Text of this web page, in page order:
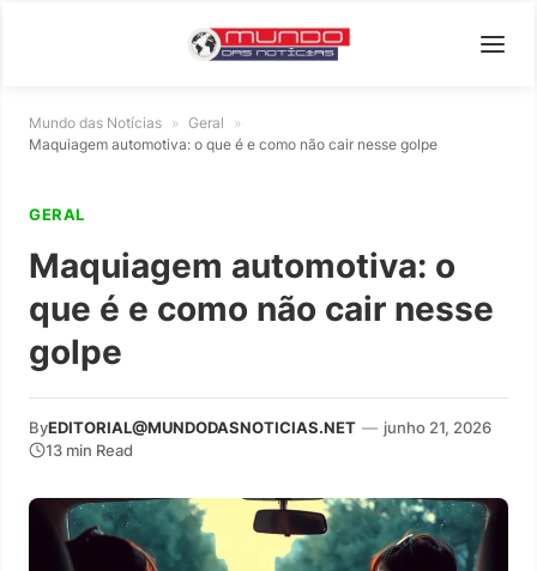
Mundo das Notícias » Geral
»
Maquiagem automotiva: o que é e como não cair nesse golpe
GERAL
Maquiagem automotiva: o
que é e como não cair nesse
golpe
ByEDITORIAL@MUNDODASNOTICIAS.NET — junho 21, 2026
13 min Read